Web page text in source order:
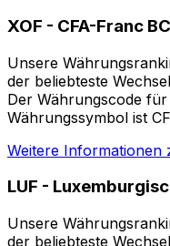
XOF - CFA-Franc
Unsere
der beliebteste
Der Währungscode für
Währungssymbol ist
Weitere Informationen
LUF -
Unsere
der beliebteste